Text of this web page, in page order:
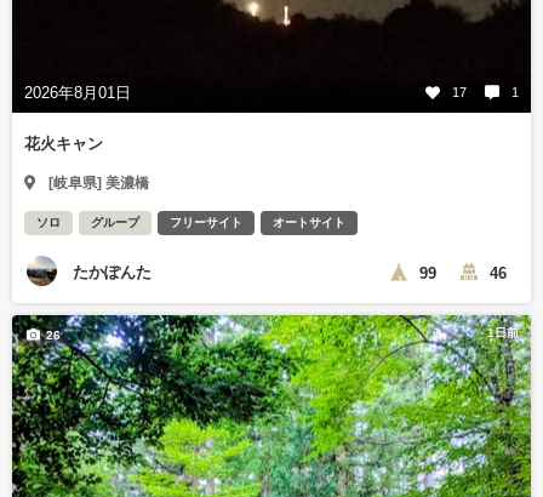
2026年8月01日 17 1
花火キャン
[岐阜県] 美濃橋
ソロ グループ フリーサイト オートサイト
たかぽんた 99 46
1日前
26